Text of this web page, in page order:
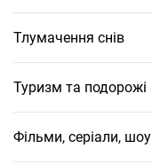
Тлумачення снів
Туризм та подорожі
Фільми, серіали, шоу